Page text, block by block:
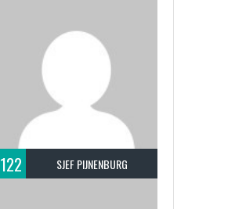
122 SJEF PIJNENBURG